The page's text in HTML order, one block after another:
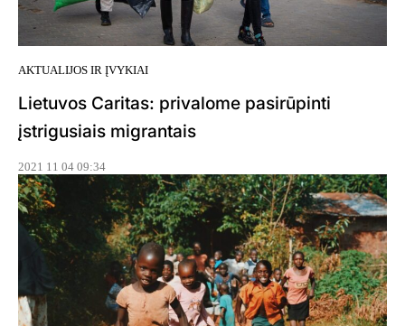
AKTUALIJOS IR ĮVYKIAI
Lietuvos Caritas: privalome pasirūpinti
įstrigusiais migrantais
2021 11 04 09:34